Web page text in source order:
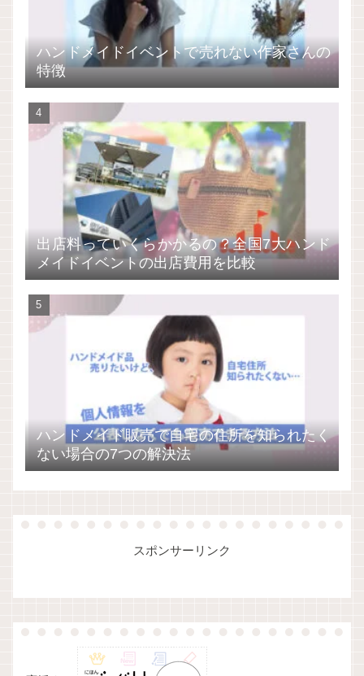
ハンドメイドイベントで売れない作家さんの
特徴
出店料っていくらかかるの？全国7大ハンド
メイドイベントの出店費用を比較
ハンドメイド販売で自宅の住所を知られたく
ない場合の7つの解決法
スポンサーリンク